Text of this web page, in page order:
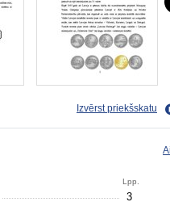
Izvērst priekšskatu
Lpp.
3